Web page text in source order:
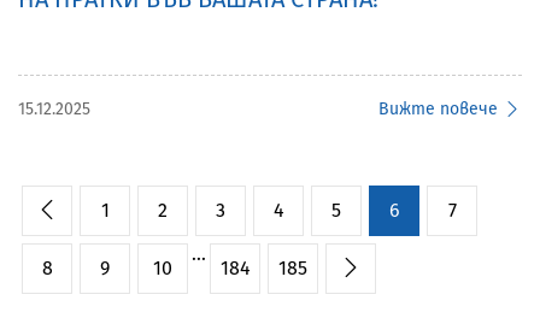
15.12.2025 Вижте повече
1 2 3 4 5 6 7
8 9 10
...
184 185